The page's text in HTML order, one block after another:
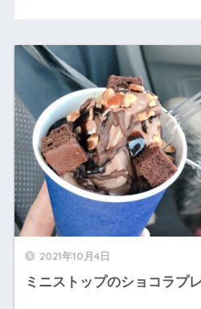
2021年10月4日
ミニストップのショコラプ